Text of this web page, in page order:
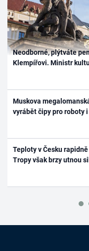
Neodborné, plýtváte
Klempířovi. Ministr
Muskova
vyrábět čipy pro roboty
Teploty v Česku
Tropy však brzy utnou